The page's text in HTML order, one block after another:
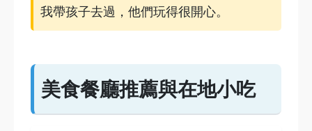
我帶孩子去過，他們玩得很開心。
美食餐廳推薦與在地小吃